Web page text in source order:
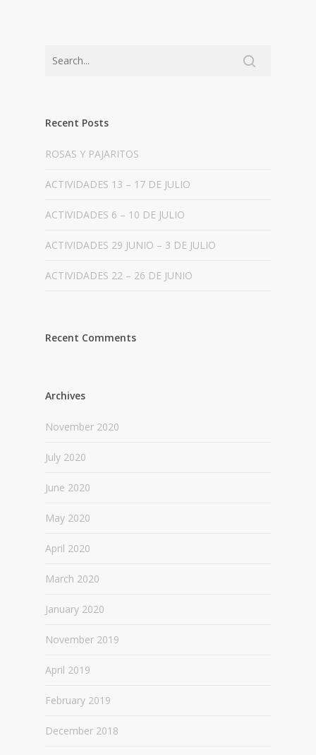
Recent Posts
ROSAS Y PAJARITOS
ACTIVIDADES 13 – 17 DE JULIO
ACTIVIDADES 6 – 10 DE JULIO
ACTIVIDADES 29 JUNIO – 3 DE JULIO
ACTIVIDADES 22 – 26 DE JUNIO
Recent Comments
Archives
November 2020
July 2020
June 2020
May 2020
April 2020
March 2020
January 2020
November 2019
April 2019
February 2019
December 2018